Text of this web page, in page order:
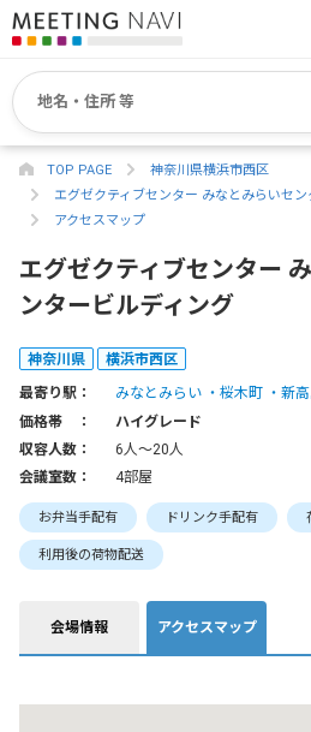
TOP PAGE
神奈川県横浜市西区
エグゼクティブセンター みなとみらいセ
アクセスマップ
エグゼクティブセンター
ンタービルディング
神奈川県 横浜市西区
最寄り駅： みなとみらい 桜木町
新
価格帯 ：
ハイグレード
収容人数：
6人〜20人
会議室数：
4部屋
お弁当手配有 ドリンク手配有
利用後の荷物配送
会場情報 アクセスマップ